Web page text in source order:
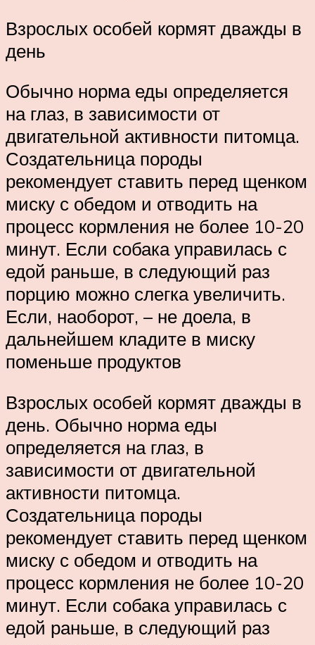
Взрослых особей кормят дважды в
день
Обычно норма еды определяется
на глаз, в зависимости от
двигательной активности питомца.
Создательница породы
рекомендует ставить перед щенком
миску с обедом и отводить на
процесс кормления не более 10-20
минут. Если собака управилась с
едой раньше, в следующий раз
порцию можно слегка увеличить.
Если, наоборот, – не доела, в
дальнейшем кладите в миску
поменьше продуктов
Взрослых особей кормят дважды в
день. Обычно норма еды
определяется на глаз, в
зависимости от двигательной
активности питомца.
Создательница породы
рекомендует ставить перед щенком
миску с обедом и отводить на
процесс кормления не более 10-20
минут. Если собака управилась с
едой раньше, в следующий раз